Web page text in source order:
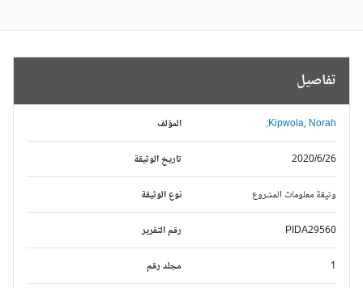
تفاصيل
المؤلف Kipwola, Norah;
تاريخ الوثيقة 2020/6/26
نوع الوثيقة وثيقة معلومات المشروع
رقم التقرير PIDA29560
مجلد رقم